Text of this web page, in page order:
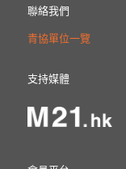
聯絡我們
青協單位一覽
支持媒體